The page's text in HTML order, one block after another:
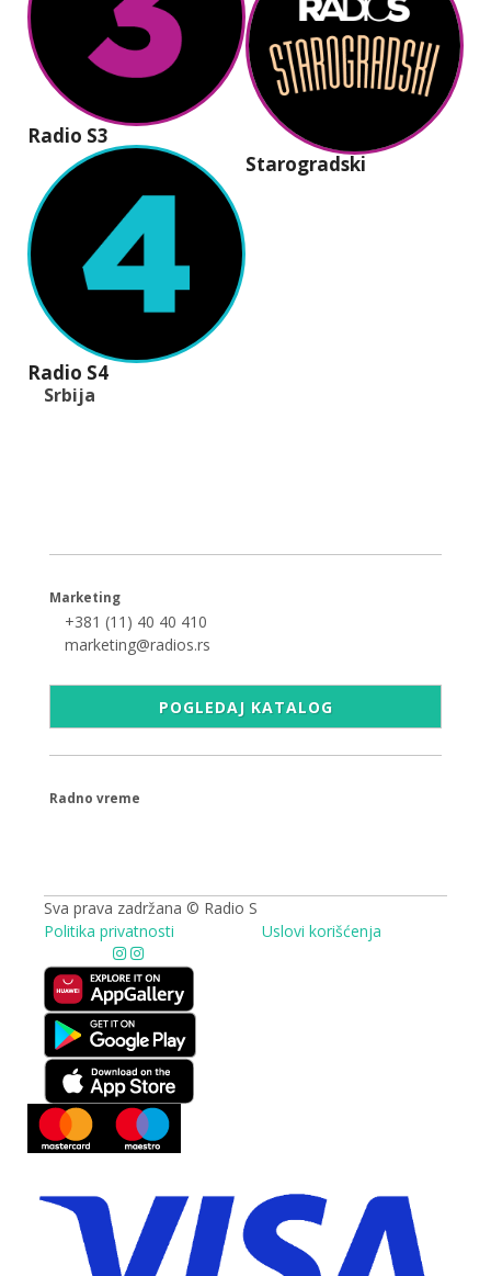
Radio S3
Radio S4
Starogradski
Srbija
Marketing
+381 (11) 40 40 410
marketing@radios.rs
POGLEDAJ KATALOG
Radno vreme
Sva prava zadržana © Radio S
Politika privatnosti
Uslovi korišćenja